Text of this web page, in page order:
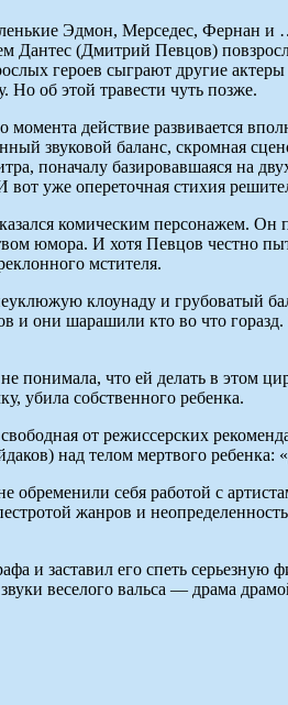
Эдмон, Мерседес, Фернан
(Дмитрий Певцов)
героев сыграют другие
об этой травести чуть позже.
действие развивается
звуковой баланс, скромная
поначалу базировавшаяся на
уже опереточная стихия
комическим персонажем.
юмора. И хотя Певцов честно
мстителя.
клоунаду и грубоватый
и они шарашили кто во что
понимала, что ей делать в этом
убила собственного ребенка.
от режиссерских
над телом мертвого ребенка:
себя работой с
жанров и
и заставил его спеть
веселого вальса — драма